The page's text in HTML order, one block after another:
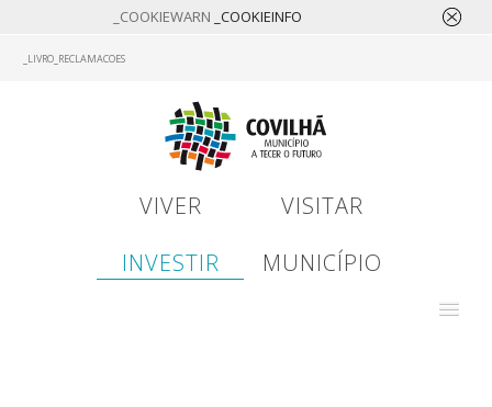
_COOKIEWARN _COOKIEINFO
_LIVRO_RECLAMACOES
VIVER
VISITAR
INVESTIR
MUNICÍPIO